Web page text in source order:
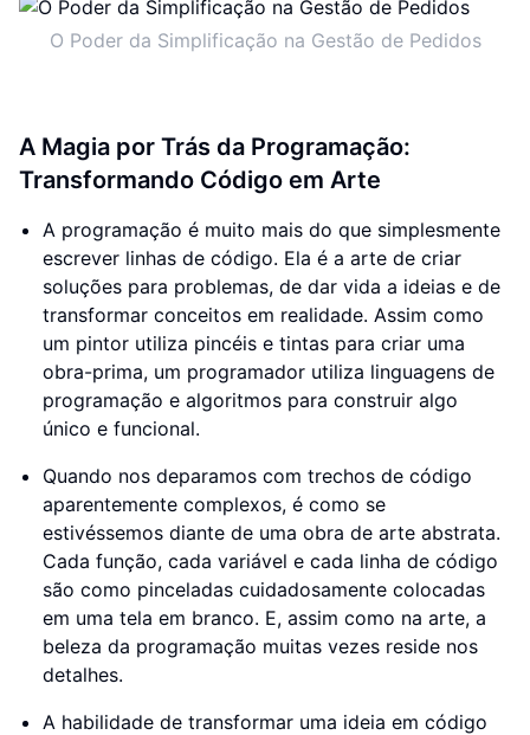
O Poder da Simplificação na Gestão de Pedidos
A Magia por Trás da Programação:
Transformando Código em Arte
A programação é muito mais do que simplesmente
escrever linhas de código. Ela é a arte de criar
soluções para problemas, de dar vida a ideias e de
transformar conceitos em realidade. Assim como
um pintor utiliza pincéis e tintas para criar uma
obra-prima, um programador utiliza linguagens de
programação e algoritmos para construir algo
único e funcional.
Quando nos deparamos com trechos de código
aparentemente complexos, é como se
estivéssemos diante de uma obra de arte abstrata.
Cada função, cada variável e cada linha de código
são como pinceladas cuidadosamente colocadas
em uma tela em branco. E, assim como na arte, a
beleza da programação muitas vezes reside nos
detalhes.
A habilidade de transformar uma ideia em código